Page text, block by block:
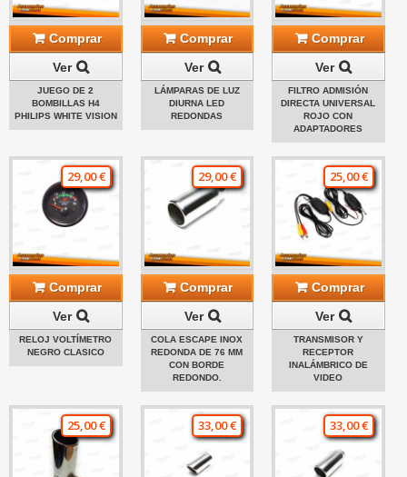
Comprar
Ver
JUEGO DE 2
BOMBILLAS H4
PHILIPS WHITE VISION
Comprar
Ver
LÁMPARAS DE LUZ
DIURNA LED
REDONDAS
Comprar
Ver
FILTRO ADMISIÓN
DIRECTA UNIVERSAL
ROJO CON
ADAPTADORES
29,00 €
Comprar
Ver
RELOJ VOLTÍMETRO
NEGRO CLASICO
29,00 €
Comprar
Ver
COLA ESCAPE INOX
REDONDA DE 76 MM
CON BORDE
REDONDO.
25,00 €
Comprar
Ver
TRANSMISOR Y
RECEPTOR
INALÁMBRICO DE
VIDEO
25,00 € 33,00 € 33,00 €